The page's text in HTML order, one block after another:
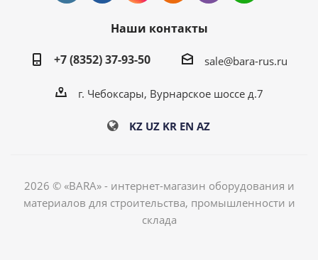
Наши контакты
+7 (8352) 37-93-50
sale@bara-rus.ru
г. Чебоксары, Вурнарское шоссе д.7
KZ UZ KR EN AZ
2026 © «BARA» - интернет-магазин оборудования и
материалов для строительства, промышленности и
склада